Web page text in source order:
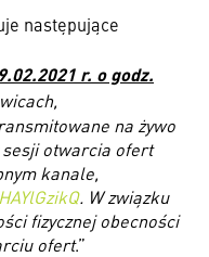
następujące
2021 r. o godz.
na żywo
otwarcia ofert
kanale,
. W związku
fizycznej obecności
ofert.”